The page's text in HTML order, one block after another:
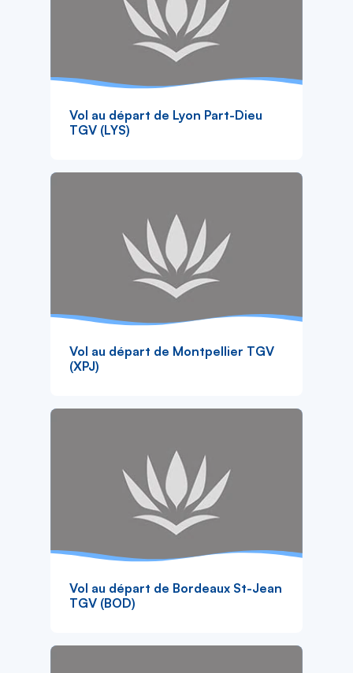
Vol au départ de Lyon Part-Dieu
TGV (LYS)
Vol au départ de Montpellier TGV
(XPJ)
Vol au départ de Bordeaux St-Jean
TGV (BOD)